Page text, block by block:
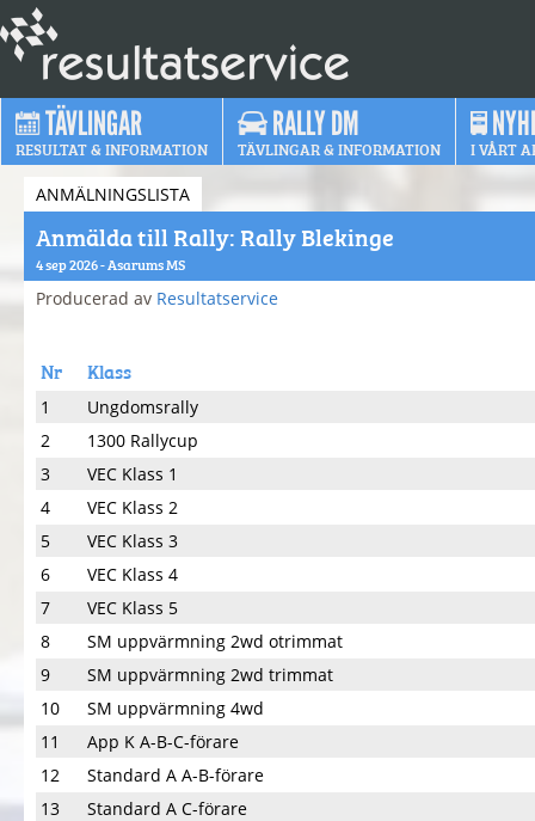
TÄVLINGAR
RESULTAT & INFORMATION
RALLY DM
TÄVLINGAR & INFORMATION I VÅRT
ANMÄLNINGSLISTA
Anmälda till Rally: Rally Blekinge
4 sep 2026 - Asarums MS
Producerad av Resultatservice
Nr Klass
1
Ungdomsrally
2
1300 Rallycup
3
VEC Klass 1
4
VEC Klass 2
5
VEC Klass 3
6
VEC Klass 4
7
VEC Klass 5
8
SM uppvärmning 2wd otrimmat
9
SM uppvärmning 2wd trimmat
10
SM uppvärmning 4wd
11
App K A-B-C-förare
12
Standard A A-B-förare
13
Standard A C-förare